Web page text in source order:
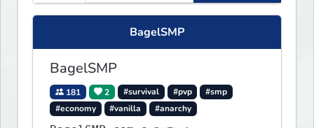
exhilarating game modes,
blending both timeless
classics and innovative new
BagelSMP
BagelSMP
181 2 #survival #pvp
#smp
#economy
#vanilla #anarchy